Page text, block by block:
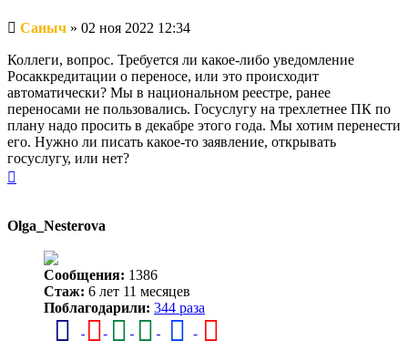
Непрочитанное
Саныч » 02 ноя 2022 12:34
Коллеги, вопрос. Требуется ли какое-либо уведомление
Росаккредитации о переносе, или это происходит
автоматически? Мы в национальном реестре, ранее
переносами не пользовались. Госуслугу на трехлетнее ПК по
плану надо просить в декабре этого года. Мы хотим перенести
его. Нужно ли писать какое-то заявление, открывать
госуслугу, или нет?
Olga_Nesterova
Сообщения: 1386
Стаж: 6 лет 11 месяцев
Поблагодарили: 344 раза